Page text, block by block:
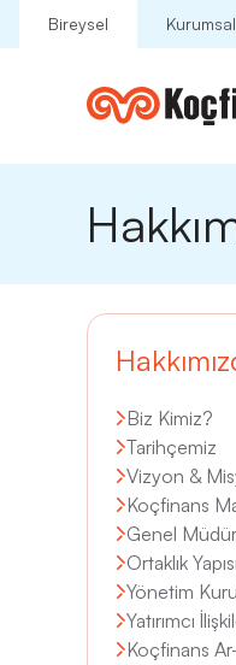
Bireysel Kurumsal
Biz Kimiz?
Tarihçemiz
Vizyon &
Koçfinans
Genel
Ortaklık Yapısı
Yönetim
Yatırımcı
Koçfinans